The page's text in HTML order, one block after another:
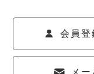
会員登
メ